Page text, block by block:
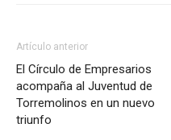
Artículo anterior
El Círculo de Empresarios
acompaña al Juventud de
Torremolinos en un nuevo
triunfo